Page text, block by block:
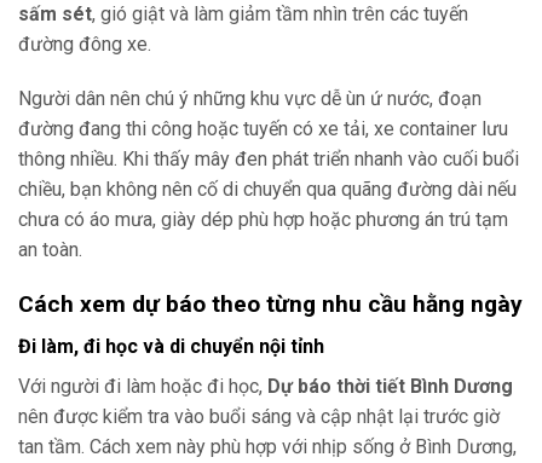
sấm sét, gió giật và làm giảm tầm nhìn trên các tuyến
đường đông xe.
Người dân nên chú ý những khu vực dễ ùn ứ nước, đoạn
đường đang thi công hoặc tuyến có xe tải, xe container lưu
thông nhiều. Khi thấy mây đen phát triển nhanh vào cuối buổi
chiều, bạn không nên cố di chuyển qua quãng đường dài nếu
chưa có áo mưa, giày dép phù hợp hoặc phương án trú tạm
an toàn.
Cách xem dự báo theo từng nhu cầu hằng ngày
Đi làm, đi học và di chuyển nội tỉnh
Với người đi làm hoặc đi học, Dự báo thời tiết Bình Dương
nên được kiểm tra vào buổi sáng và cập nhật lại trước giờ
tan tầm. Cách xem này phù hợp với nhịp sống ở Bình Dương,